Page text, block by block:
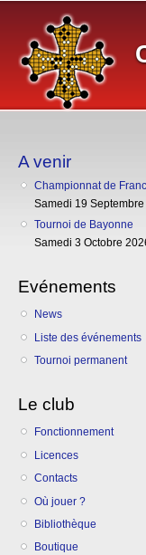
A venir
Championnat de
Samedi 19
Tournoi de Bayonne
Samedi 3 Octobre
Evénements
News
Liste des événements
Tournoi permanent
Le club
Fonctionnement
Licences
Contacts
Où jouer ?
Bibliothèque
Boutique